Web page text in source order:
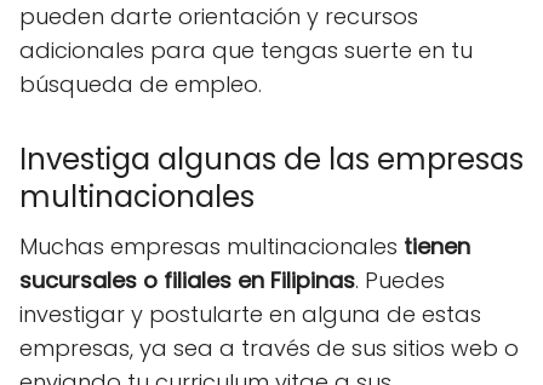
pueden darte orientación y recursos
adicionales para que tengas suerte en tu
búsqueda de empleo.
Investiga algunas de las empresas
multinacionales
Muchas empresas multinacionales tienen
sucursales o filiales en Filipinas. Puedes
investigar y postularte en alguna de estas
empresas, ya sea a través de sus sitios web o